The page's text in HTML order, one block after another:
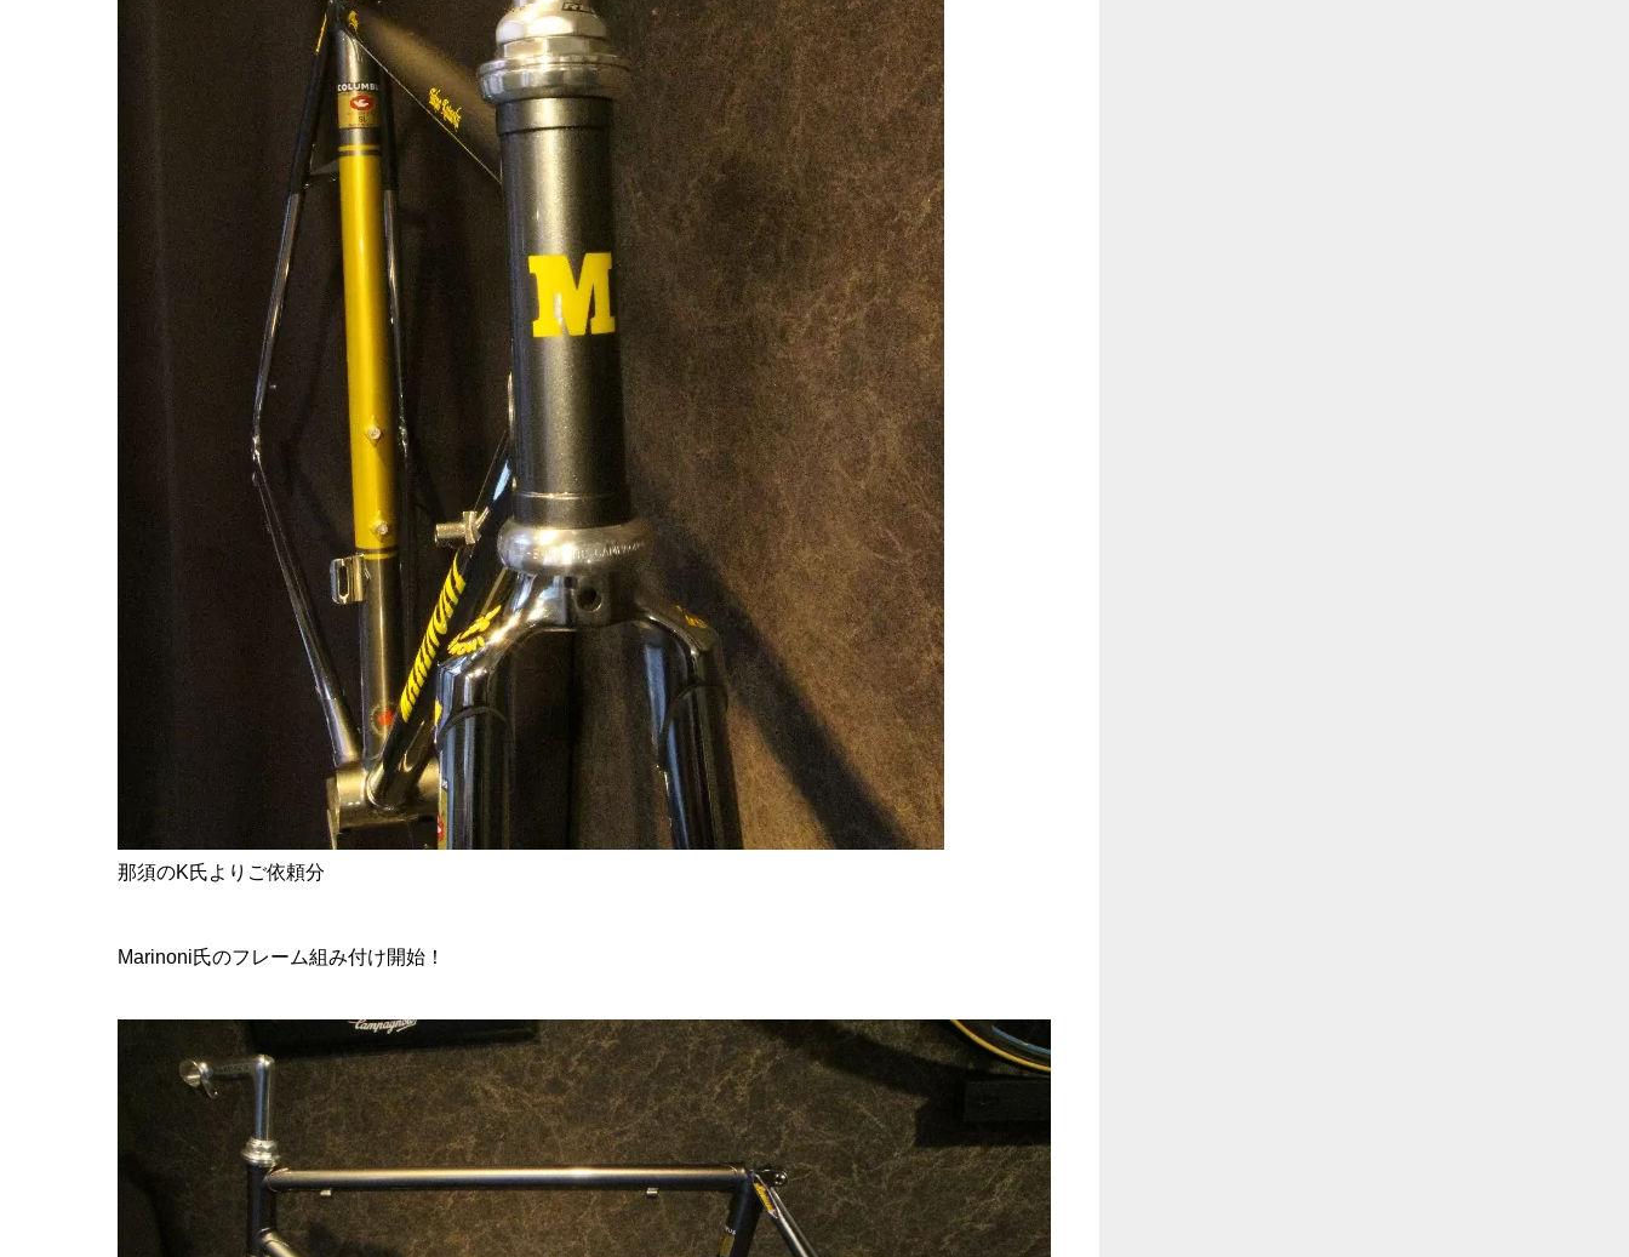
那須のK氏よりご依頼分
Marinoni氏のフレーム組み付け開始！